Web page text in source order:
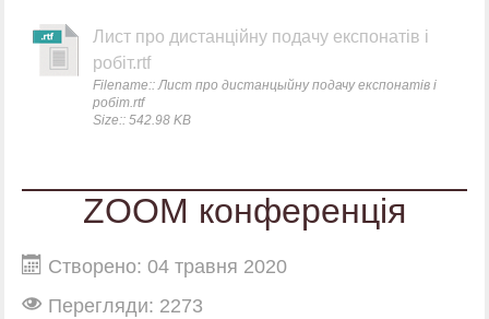
Лист про дистанційну подачу експонатів і
робіт.rtf
Filename:: Лист про дистанцыйну подачу експонатів і
робіт.rtf
Size:: 542.98 KB
ZOOM конференція
Створено: 04 травня 2020
Перегляди: 2273